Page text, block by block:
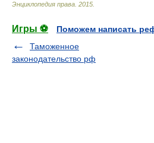
Энциклопедия права 2015
Игры ⚽
Поможем написать
Таможенное
законодательство рф